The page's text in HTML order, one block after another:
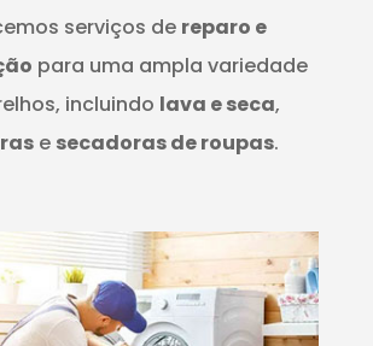
serviços de reparo e
para uma ampla variedade
incluindo lava e seca,
e secadoras de roupas.